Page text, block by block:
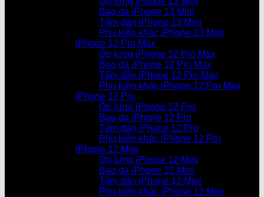
Bao da iPhone 13 Mini
Tấm dán iPhone 13 Mini
Phụ kiện khác iPhone 13 Mini
iPhone 12 Pro Max
Ốp lưng iPhone 12 Pro Max
Bao da iPhone 12 Pro Max
Tấm dán iPhone 12 Pro Max
Phụ kiện khác iPhone 12 Pro Max
iPhone 12 Pro
Ốp lưng iPhone 12 Pro
Bao da iPhone 12 Pro
Tấm dán iPhone 12 Pro
Phụ kiện khác iPhone 12 Pro
iPhone 12 Mini
Ốp lưng iPhone 12 Mini
Bao da iPhone 12 Mini
Tấm dán iPhone 12 Mini
Phụ kiện khác iPhone 12 Mini